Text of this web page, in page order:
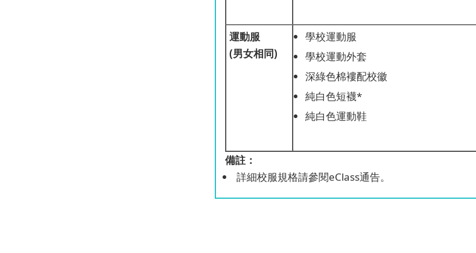
運動服
(男女相同)
學校運動服
學校運動外套
深綠色棉褸配校徽
純白色短襪*
純白色運動鞋
備註：
詳細校服規格請參閱eClass通告。